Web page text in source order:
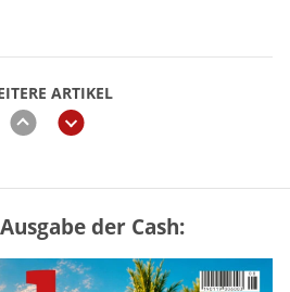
ARTIKEL
zurückweiter
2026: Neue Förderung im
mit Kreditbeträgen
der Cash: